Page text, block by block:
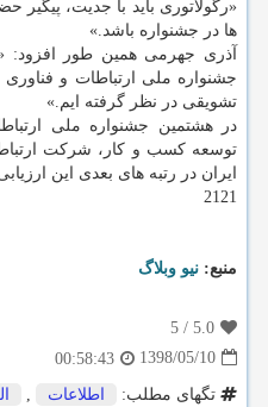
«رگولاتوری باید با جدیت،
ها در جشنواره باشد.»
آذری جهرمی همین طور افزود:
جشنواره ملی ارتباطات و
تشویقی در نظر گرفته ایم.»
در هشتمین جشنواره ملی
توسعه كسب و كار، شركت
ایران در رتبه های بعدی این
2121
منبع: نیو وبلاگ
5.0
/
5
1398/05/10
00:58:43
تگهای مطلب:
اطلاعات